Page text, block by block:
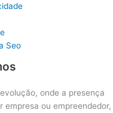
Seo
onde a presença
empresa ou empreendedor,